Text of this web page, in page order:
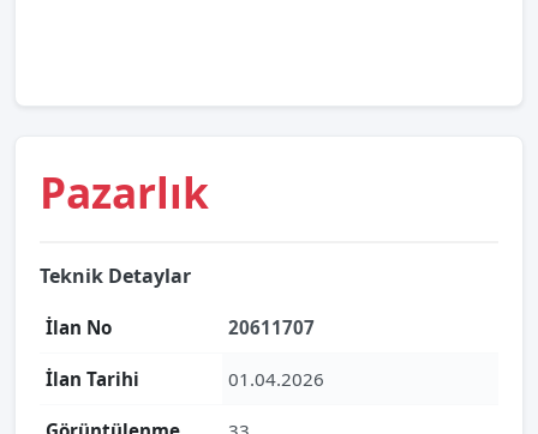
Pazarlık
Teknik Detaylar
İlan No 20611707
İlan Tarihi 01.04.2026